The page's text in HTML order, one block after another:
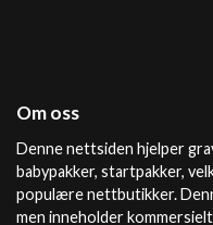
Om oss
Denne nettsiden hjelper
babypakker, startpakker,
populære nettbutikker.
men inneholder